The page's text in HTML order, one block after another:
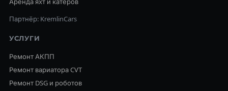
Партнёр: KremlinCars
УСЛУГИ
Ремонт АКПП
Ремонт вариатора CVT
Ремонт DSG и роботов